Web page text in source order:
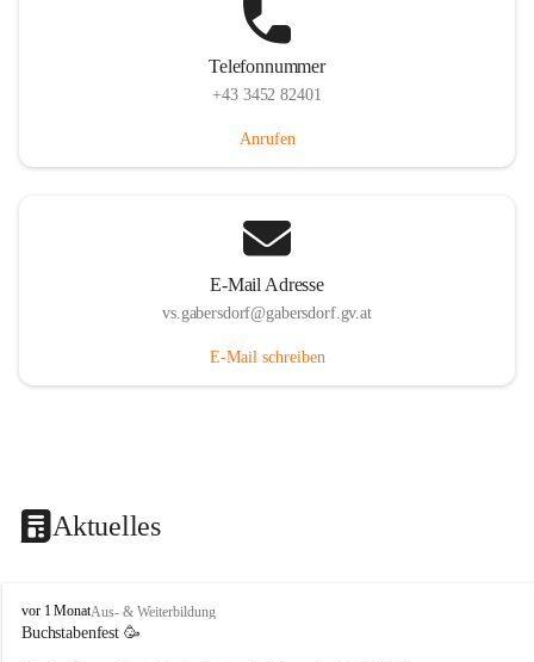
Telefonnummer
+43 3452 82401
Anrufen
E-Mail Adresse
vs.gabersdorf@gabersdorf.gv.at
E-Mail schreiben
Aktuelles
V
o
vor 1 MonatAus- & Weiterbildung
Buchstabenfest 🥳